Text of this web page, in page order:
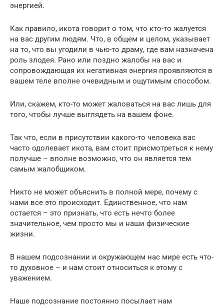
энергией.
Как правило, икота говорит о том, что кто-то жалуется
на вас другим людям. Что, в общем и целом, указывает
на то, что вы угодили в чью-то драму, где вам назначена
роль злодея. Рано или поздно жалобы на вас и
сопровождающая их негативная энергия проявляются в
вашем теле вполне очевидным и ощутимым способом.
Или, скажем, кто-то может жаловаться на вас лишь для
того, чтобы лучше выглядеть на вашем фоне.
Так что, если в присутствии какого-то человека вас
часто одолевает икота, вам стоит присмотреться к нему
получше – вполне возможно, что он является тем
самым жалобщиком.
Никто не может объяснить в полной мере, почему с
нами все это происходит. Единственное, что нам
остается – это признать, что есть нечто более
значительное, чем просто мы и наши физические
жизни.
В нашем подсознании и окружающем нас мире есть что-
то духовное – и нам стоит относиться к этому с
уважением.
Наше подсознание постоянно посылает нам